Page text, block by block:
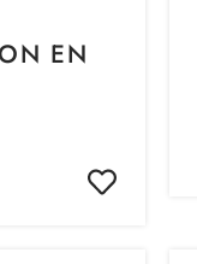
EN